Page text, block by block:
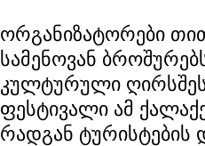
ორგანიზატორები
სამენოვან
კულტურული
ფესტივალი ამ
რადგან ტურისტების